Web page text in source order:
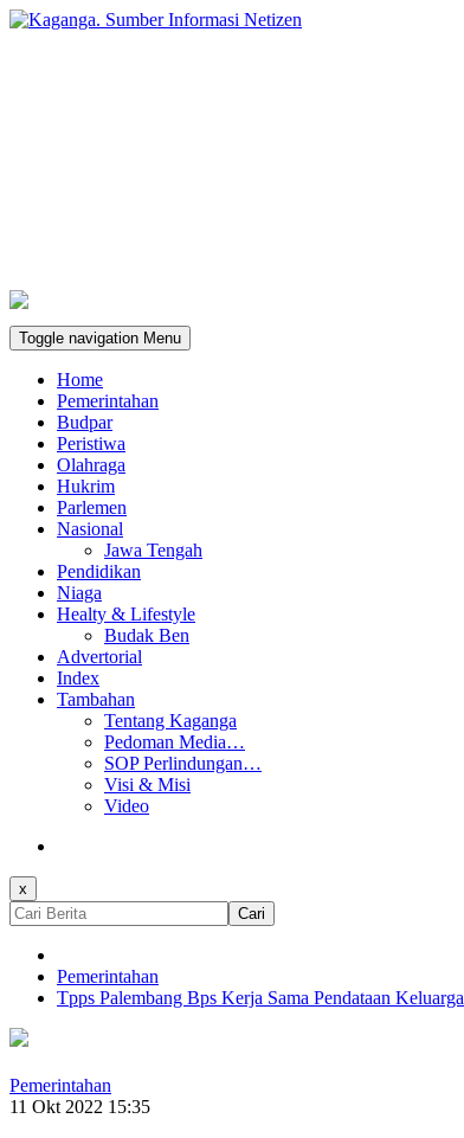
Toggle navigation Menu
Home
Pemerintahan
Budpar
Peristiwa
Olahraga
Hukrim
Parlemen
Nasional
Jawa Tengah
Pendidikan
Niaga
Healty & Lifestyle
Budak Ben
Advertorial
Index
Tambahan
Tentang Kaganga
Pedoman Media…
SOP Perlindungan…
Visi & Misi
Video
x
Cari
Pemerintahan
Tpps Palembang Bps Kerja Sama Pendataan Keluarga
Pemerintahan
11 Okt 2022 15:35